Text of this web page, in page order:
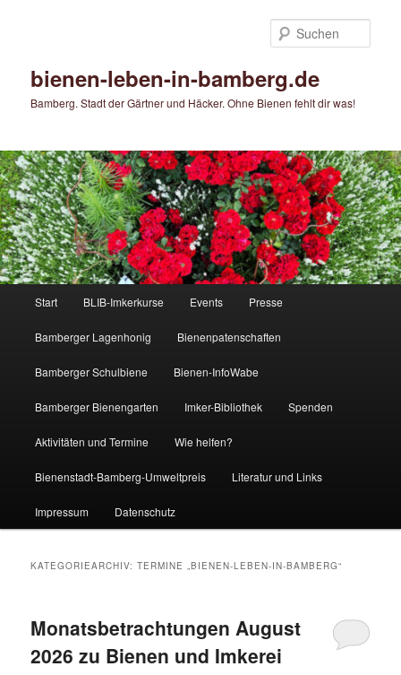
bienen-leben-in-bamberg.de
Bamberg. Stadt der Gärtner und Häcker. Ohne Bienen fehlt dir was!
Start BLIB-Imkerkurse Events Presse
Bamberger Lagenhonig Bienenpatenschaften
Bamberger Schulbiene Bienen-InfoWabe
Bamberger Bienengarten Imker-Bibliothek Spenden
Aktivitäten und Termine Wie helfen?
Bienenstadt-Bamberg-Umweltpreis Literatur und Links
Impressum Datenschutz
KATEGORIEARCHIV:TERMINE „BIENEN-LEBEN-IN-BAMBERG“
Monatsbetrachtungen August
2026 zu Bienen und Imkerei